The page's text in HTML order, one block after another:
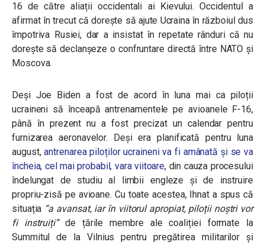
16 de către aliații occidentali ai Kievului. Occidentul a
afirmat în trecut că dorește să ajute Ucraina în războiul dus
împotriva Rusiei, dar a insistat în repetate rânduri că nu
dorește să declanșeze o confruntare directă între NATO și
Moscova.
Deși Joe Biden a fost de acord în luna mai ca piloții
ucraineni să înceapă antrenamentele pe avioanele F-16,
până în prezent nu a fost precizat un calendar pentru
furnizarea aeronavelor. Deși era planificată pentru luna
august,antrenarea piloților ucraineni va fi amânată și se va
încheia, cel mai probabil, vara viitoare, din cauza procesului
îndelungat de studiu al limbii engleze și de instruire
propriu-zisă pe avioane. Cu toate acestea, Ihnat a spus că
situația “a avansat, iar în viitorul apropiat, piloții noștri vor
fi instruiți” de țările membre ale coaliției formate la
Summitul de la Vilnius pentru pregătirea militarilor și